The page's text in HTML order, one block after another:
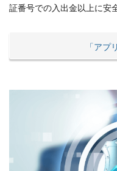
証番号での入出金以上に安
「アプ